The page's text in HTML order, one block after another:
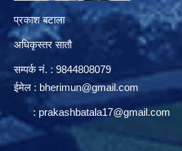
प्रकाश बटाला
अधिकृस्तर सातौ
सम्पर्क न‌ं. : 9844808079
ईमेल : bherimun@gmail.com
: prakashbatala17@gmail.com